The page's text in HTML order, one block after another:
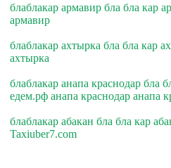
блаблакар армавир бла бла кар
армавир
блаблакар ахтырка бла бла кар
ахтырка
блаблакар анапа краснодар бла
едем.рф анапа краснодар анапа
блаблакар абакан бла бла кар
Taxiuber7.com